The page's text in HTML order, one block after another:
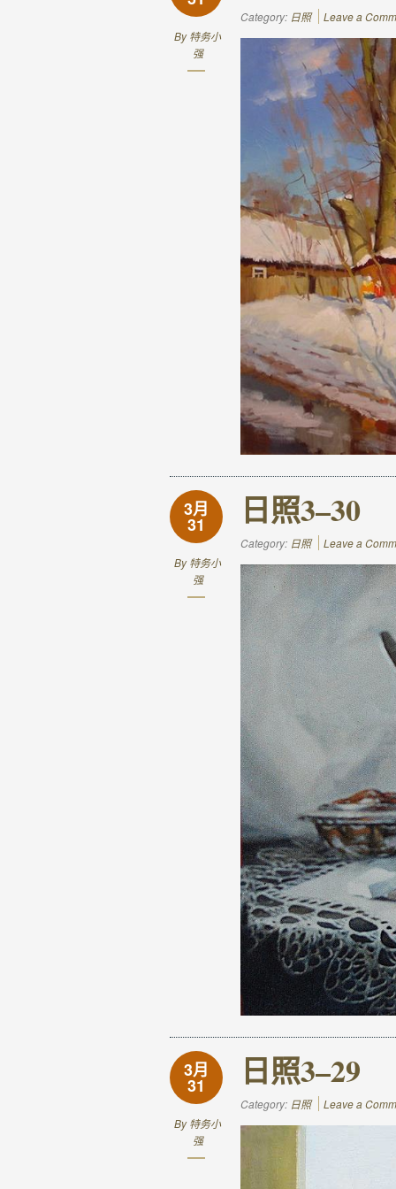
By特务小
强
Category: 日照 Leave a
3月
31
By特务小
强
日照3–30
Category: 日照 Leave a
3月
31
By特务小
强
日照3–29
Category: 日照 Leave a